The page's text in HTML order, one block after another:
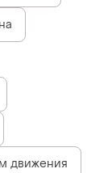
движения